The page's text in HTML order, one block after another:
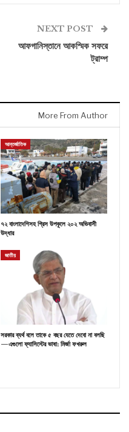
NEXT POST
আফগানিস্তানে আকস্মিক সফরে
ট্রাম্প
More From Author
আন্তর্জাতিক
৭২ বাংলাদেশিসহ গ্রিস উপকূলে ২০২ অভিবাসী
উদ্ধার
জাতীয়
সরকার ব্যর্থ বলে তাকে ৫ বছর যেতে দেবো না বলছি
—এগুলো ফ্যাসিস্টের ভাষা: মির্জা ফখরুল